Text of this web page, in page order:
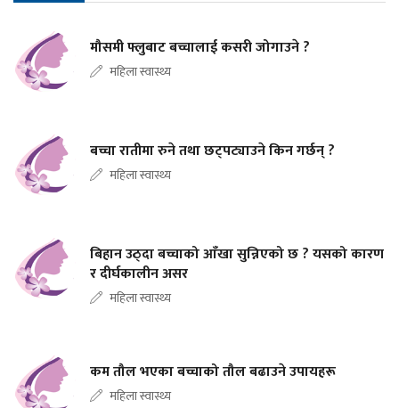
मौसमी फ्लुबाट बच्चालाई कसरी जोगाउने ?
महिला स्वास्थ्य
बच्चा रातीमा रुने तथा छट्पट्याउने किन गर्छन् ?
महिला स्वास्थ्य
बिहान उठ्दा बच्चाको आँखा सुन्निएको छ ? यसको कारण
र दीर्घकालीन असर
महिला स्वास्थ्य
कम तौल भएका बच्चाको तौल बढाउने उपायहरू
महिला स्वास्थ्य